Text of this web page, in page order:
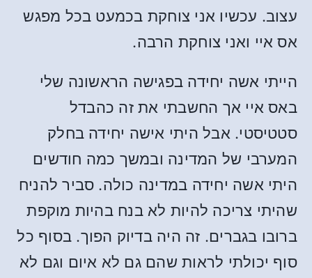
עצוב. עכשיו אני צוחקת בכמעט בכל מפגש
אס איי ואני צוחקת הרבה.
הייתי אשה יחידה בפגישה הראשונה שלי
באס איי אך החשבתי את זה כהבדל
סטטיסטי. אבל היתי אישה יחידה בחלק
המערבי של המדינה ובמשך כמה חודשים
היתי אשה יחידה במדינה כולה. סביר להניח
שהיתי צריכה להיות לא בנח בהיות מוקפת
ברובו בגברים. זה היה בדיוק הפוך. בסוף כל
סוף יכולתי לראות שהם גם לא איום וגם לא